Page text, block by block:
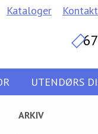
Kataloger Kontakt
UTENDØRS
ARKIV